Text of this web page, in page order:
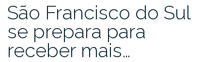
São Francisco do Sul
se prepara para
receber mais…